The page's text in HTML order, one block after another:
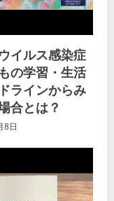
イルス感染症
の学習・生活
ラインからみ
合とは？
8日